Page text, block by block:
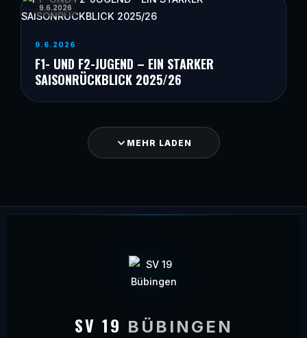
9.6.2026
9.6.2026
F1- UND F2-JUGEND – EIN STARKER
SAISONRÜCKBLICK 2025/26
MEHR LADEN
SV 19 BÜBINGEN